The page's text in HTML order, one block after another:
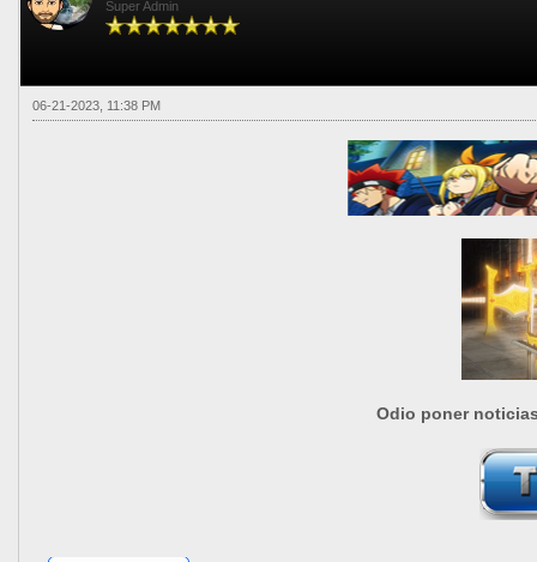
Super Admin
06-21-2023, 11:38 PM
Odio poner